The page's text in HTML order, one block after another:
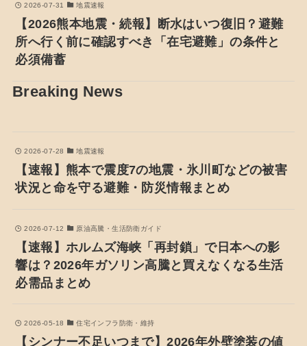
2026-07-31 地震速報
【2026熊本地震・続報】断水はいつ復旧？避難
所へ行く前に確認すべき「在宅避難」の条件と
必須備蓄
Breaking News
2026-07-28 地震速報
【速報】熊本で震度7の地震・氷川町などの被害
状況と命を守る避難・防災情報まとめ
2026-07-12 原油高騰・生活防衛ガイド
【速報】ホルムズ海峡「再封鎖」で日本への影
響は？2026年ガソリン高騰と買えなくなる生活
必需品まとめ
2026-05-18 住宅インフラ防衛・維持
【シンナー不足いつまで】2026年外壁塗装の値